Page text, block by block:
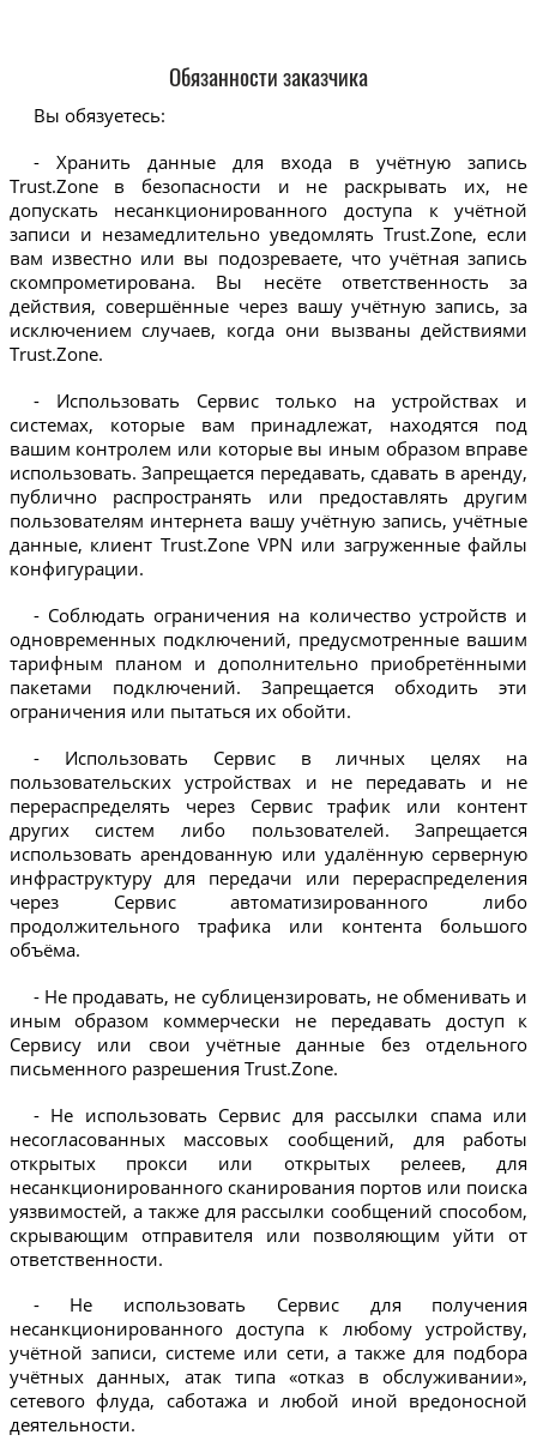
Обязанности заказчика
Вы обязуетесь:
- Хранить данные для входа в учётную запись
Trust.Zone в безопасности и не раскрывать их, не
допускать несанкционированного доступа к учётной
записи и незамедлительно уведомлять Trust.Zone, если
вам известно или вы подозреваете, что учётная запись
скомпрометирована. Вы несёте ответственность за
действия, совершённые через вашу учётную запись, за
исключением случаев, когда они вызваны действиями
Trust.Zone.
- Использовать Сервис только на устройствах и
системах, которые вам принадлежат, находятся под
вашим контролем или которые вы иным образом вправе
использовать. Запрещается передавать, сдавать в аренду,
публично распространять или предоставлять другим
пользователям интернета вашу учётную запись, учётные
данные, клиент Trust.Zone VPN или загруженные файлы
конфигурации.
- Соблюдать ограничения на количество устройств и
одновременных подключений, предусмотренные вашим
тарифным планом и дополнительно приобретёнными
пакетами подключений. Запрещается обходить эти
ограничения или пытаться их обойти.
- Использовать Сервис в личных целях на
пользовательских устройствах и не передавать и не
перераспределять через Сервис трафик или контент
других систем либо пользователей. Запрещается
использовать арендованную или удалённую серверную
инфраструктуру для передачи или перераспределения
через Сервис автоматизированного либо
продолжительного трафика или контента большого
объёма.
- Не продавать, не сублицензировать, не обменивать и
иным образом коммерчески не передавать доступ к
Сервису или свои учётные данные без отдельного
письменного разрешения Trust.Zone.
- Не использовать Сервис для рассылки спама или
несогласованных массовых сообщений, для работы
открытых прокси или открытых релеев, для
несанкционированного сканирования портов или поиска
уязвимостей, а также для рассылки сообщений способом,
скрывающим отправителя или позволяющим уйти от
ответственности.
- Не использовать Сервис для получения
несанкционированного доступа к любому устройству,
учётной записи, системе или сети, а также для подбора
учётных данных, атак типа «отказ в обслуживании»,
сетевого флуда, саботажа и любой иной вредоносной
деятельности.